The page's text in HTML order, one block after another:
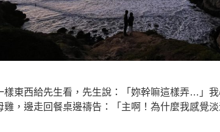
樣東西給先生看，先生說：「妳幹嘛這樣弄…」
雞，邊走回餐桌邊禱告：「主啊！為什麼我感覺